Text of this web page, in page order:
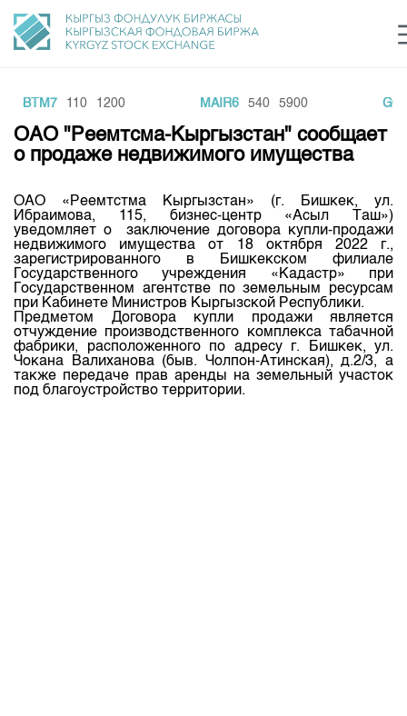
Финансовый рынок KG login Рус Кыр Eng
Общая информация
Акционеры
Руководство
Внутренний аудитор
Комитеты
Участники торгов
Направления
Товарно-сырьевой сектор
Листинг
Центр раскрытия информации
Тарифы
Аналитика
Нормативная база
Биржевая деятельность
Депозитарная деятельность
Центр раскрытия информации
Статистика торгов
Итоги последних торгов
Архив торгов
Учебный центр
Общая информация
BBTM7 110 1200 MAIR6 540 5900
ОАО "Реемтсма-Кыргызстан" сообщает
о продаже недвижимого имущества
ОАО «Реемтстма Кыргызстан» (г. Бишкек, ул.
Ибраимова, 115, бизнес-центр «Асыл Таш»)
уведомляет о заключение договора купли-продажи
недвижимого имущества от 18 октября 2022 г.,
зарегистрированного в Бишкекском филиале
Государственного учреждения «Кадастр» при
Государственном агентстве по земельным ресурсам
при Кабинете Министров Кыргызской Республики.
Предметом Договора купли продажи является
отчуждение производственного комплекса табачной
фабрики, расположенного по адресу г. Бишкек, ул.
Чокана Валиханова (быв. Чолпон-Атинская), д.2/3, а
также передаче прав аренды на земельный участок
под благоустройство территории.